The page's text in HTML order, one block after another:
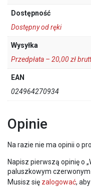
Dostępność
Dostępny od ręki
Wysyłka
Przedpłata – 20,00 zł
EAN
024964270934
Opinie
Na razie nie ma opinii o
Napisz pierwszą opinię o
paluszkowym
Musisz się zalogować,